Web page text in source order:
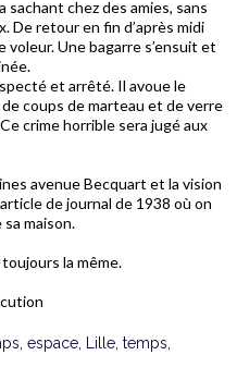
chez des amies, sans
De retour en fin d’après midi
Une bagarre s’ensuit et
et arrêté. Il avoue le
coups de marteau et de verre
crime horrible sera jugé aux
avenue Becquart et la vision
de journal de 1938 où on
maison.
la même.
espace Lille temps